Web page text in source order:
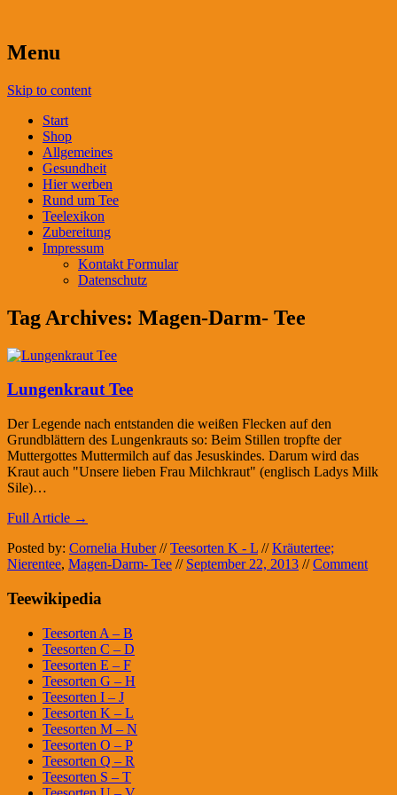
Menu
Skip to content
Start
Shop
Allgemeines
Gesundheit
Hier werben
Rund um Tee
Teelexikon
Zubereitung
Impressum
Kontakt Formular
Datenschutz
Tag Archives: Magen-Darm- Tee
Lungenkraut Tee
Der Legende nach entstanden die weißen Flecken auf den
Grundblättern des Lungenkrauts so: Beim Stillen tropfte der
Muttergottes Muttermilch auf das Jesuskindes. Darum wird das
Kraut auch "Unsere lieben Frau Milchkraut" (englisch Ladys Milk
Sile)…
Full Article →
Posted by: Cornelia Huber // Teesorten K - L // Kräutertee;
Nierentee, Magen-Darm- Tee // September 22, 2013 //Comment
Teewikipedia
Teesorten A – B
Teesorten C – D
Teesorten E – F
Teesorten G – H
Teesorten I – J
Teesorten K – L
Teesorten M – N
Teesorten O – P
Teesorten Q – R
Teesorten S – T